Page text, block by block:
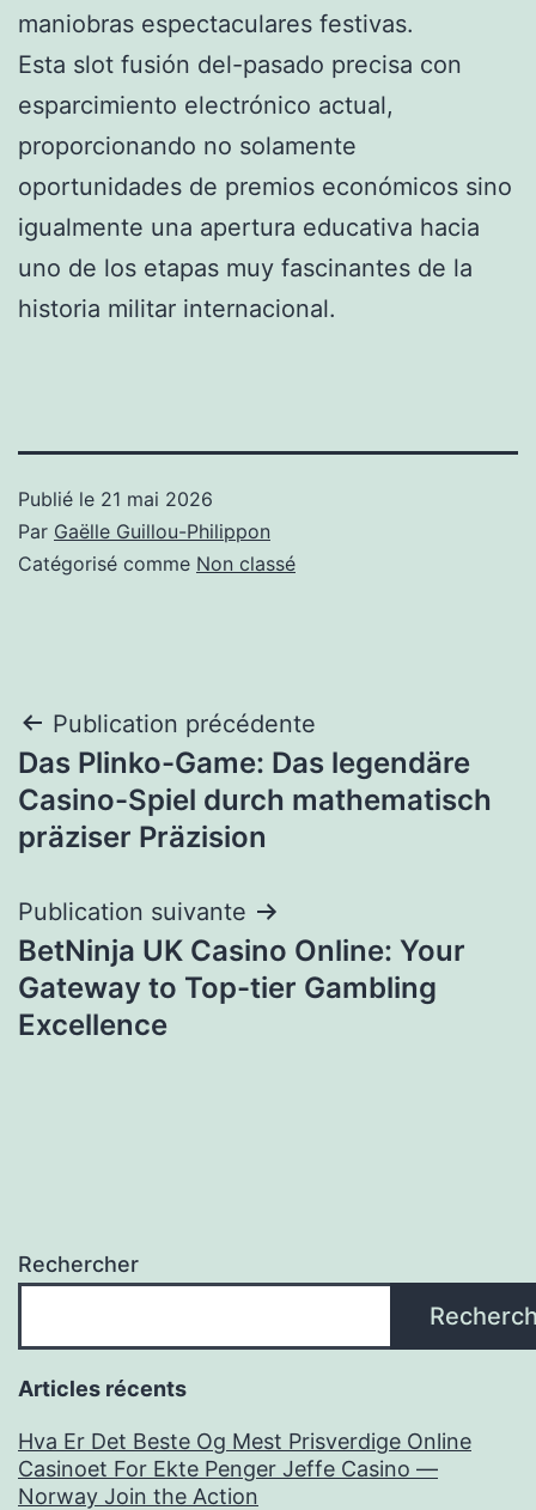
maniobras espectaculares festivas.
Esta slot fusión del-pasado precisa con
esparcimiento electrónico actual,
proporcionando no solamente
oportunidades de premios económicos sino
igualmente una apertura educativa hacia
uno de los etapas muy fascinantes de la
historia militar internacional.
Publié le 21 mai 2026
Par Gaëlle Guillou-Philippon
Catégorisé comme Non classé
Navigation
de
l’article
Publication précédente
Das Plinko-Game: Das legendäre
Casino-Spiel durch mathematisch
präziser Präzision
Publication suivante
BetNinja UK Casino Online: Your
Gateway to Top-tier Gambling
Excellence
Rechercher
Articles récents
Hva Er Det Beste Og Mest Prisverdige Online
Casinoet For Ekte Penger Jeffe Casino —
Norway Join the Action